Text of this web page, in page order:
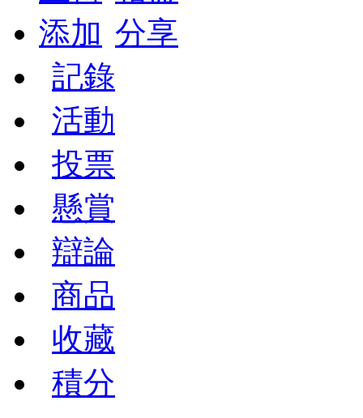
添加 分享
記錄
活動
投票
懸賞
辯論
商品
收藏
積分